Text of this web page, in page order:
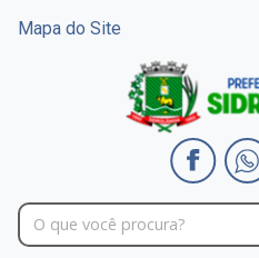
Mapa do Site